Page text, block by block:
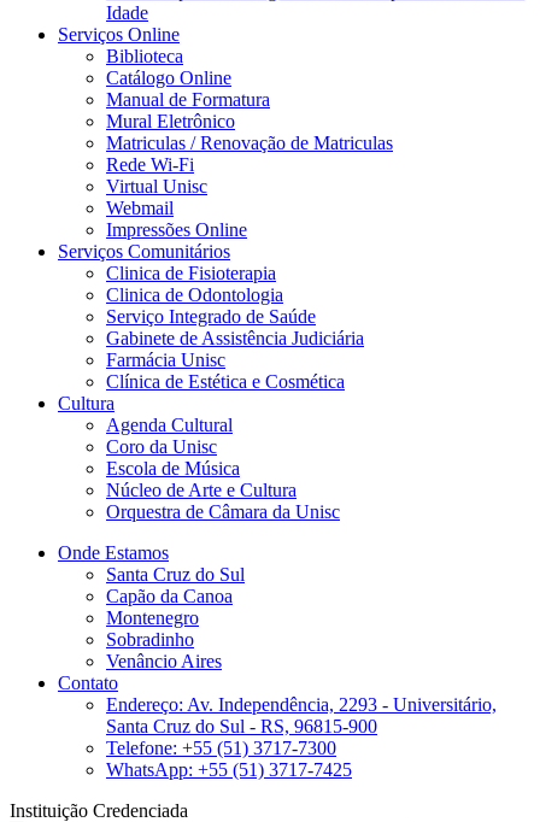
Idade
Serviços Online
Biblioteca
Catálogo Online
Manual de Formatura
Mural Eletrônico
Matriculas / Renovação de Matriculas
Rede Wi-Fi
Virtual Unisc
Webmail
Impressões Online
Serviços Comunitários
Clinica de Fisioterapia
Clinica de Odontologia
Serviço Integrado de Saúde
Gabinete de Assistência Judiciária
Farmácia Unisc
Clínica de Estética e Cosmética
Cultura
Agenda Cultural
Coro da Unisc
Escola de Música
Núcleo de Arte e Cultura
Orquestra de Câmara da Unisc
Onde Estamos
Santa Cruz do Sul
Capão da Canoa
Montenegro
Sobradinho
Venâncio Aires
Contato
Endereço: Av. Independência, 2293 - Universitário,
Santa Cruz do Sul - RS, 96815-900
Telefone: +55 (51) 3717-7300
WhatsApp: +55 (51) 3717-7425
Instituição Credenciada